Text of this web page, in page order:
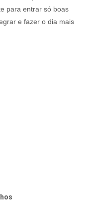
para entrar só boas
e fazer o dia mais